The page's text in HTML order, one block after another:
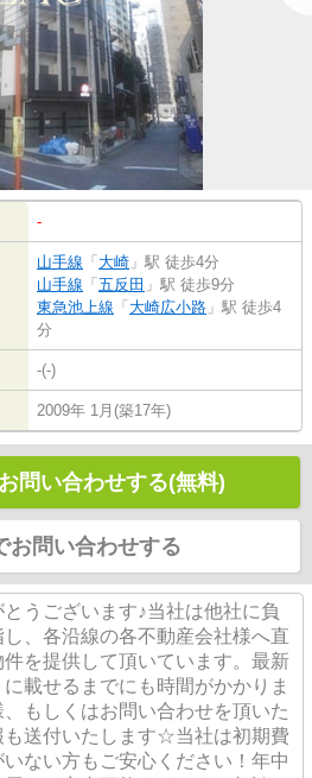
-
山手線 「 大崎 」駅 徒歩4分
山手線 「 五反田 」駅 徒歩9分
東急池上線 「 大崎広小路 」駅 徒歩4
分
-(-)
2009年 1月(築17年)
問い合わせする(無料)
お問い合わせする
うございます♪当社は他社に負
、各沿線の各不動産会社様へ直
を提供して頂いています。最新
載せるまでにも時間がかかりま
もしくはお問い合わせを頂いた
も送付いたします☆当社は初期費
ない方もご安心ください！年中